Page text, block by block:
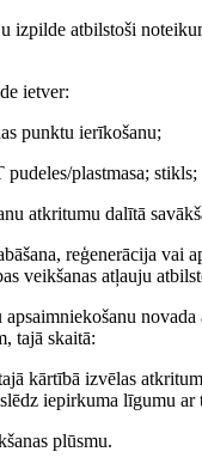
izpilde atbilstoši
ietver:
punktu ierīkošanu;
plastmasa; stikls;
atkritumu dalītā
reģenerācija vai
veikšanas atļauju
tajā skaitā:
kārtībā izvēlas
iepirkuma līgumu
plūsmu.